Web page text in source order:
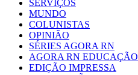
SERVIÇOS
MUNDO
COLUNISTAS
OPINIÃO
SÉRIES AGORA RN
AGORA RN EDUCAÇÃO
EDIÇÃO IMPRESSA